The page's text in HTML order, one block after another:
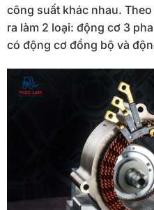
công suất khác nhau.
ra làm 2 loại: động cơ 3
có động cơ đồng bộ và